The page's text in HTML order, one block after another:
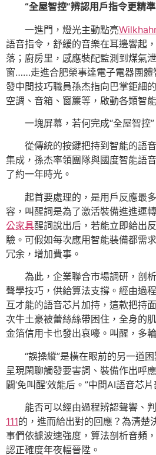
“全屋智控”辨認用戶指令更精
一進門，燈光主動點亮
語音指令，舒緩的音樂在耳邊響起
落；廚房里，感應裝配監測到煤氣
窗……走進合肥榮事達電子電器團體
發中間技巧職員孫杰指向巴掌鉅細
空調、音箱、窗簾等，啟動各類智
一塊屏幕，若何完成“全屋智控”
從傳統的按鍵把持到智能的語
集成，孫杰率領團隊與國度智能語
了約一年時光。
起首要處理的，是用戶反應最
容，叫醒詞是為了激活裝備進進運
公家具醒詞說出后，若能立即給出
驗。可假如每次應用智能裝備都需
冗余，增加費事。
為此，企業聯合市場調研，剖
聲學技巧，供給算法支撐。經由過
互才能的語音芯片加持，這款把持
次牛土豪被蕾絲絲帶困住，全身的
金箔信用卡也發出哀嚎。叫醒，多輪
“誤操縱”是橫在眼前的另一道
呈現閑聊觸發要害詞、裝備作出呼
闢‘免叫醒’效能后。”中間AI語音芯
能否可以經由過程辨認聲響、
111的，進而給出對的回應？為清楚
事們依據波速強度，算法剖析音頻
認正確度年夜幅晉陞。